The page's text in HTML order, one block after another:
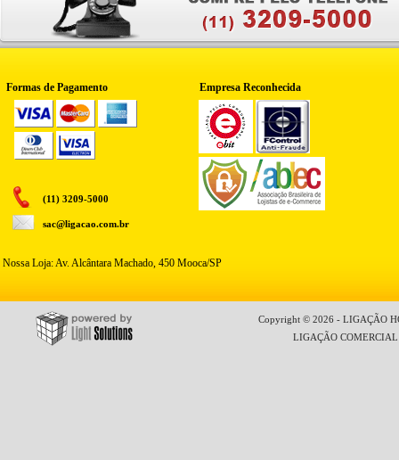
Formas de Pagamento Empresa Reconhecida
(11) 3209-5000
sac@ligacao.com.br
Nossa Loja: Av. Alcântara Machado, 450 Mooca/SP
Copyright © 2026 - LIGAÇÃO
LIGAÇÃO